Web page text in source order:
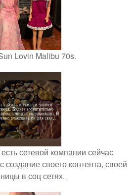
Lovin Malibu 70s.
сетевой компании сейчас
создание своего контента, своей
в соц сетях.